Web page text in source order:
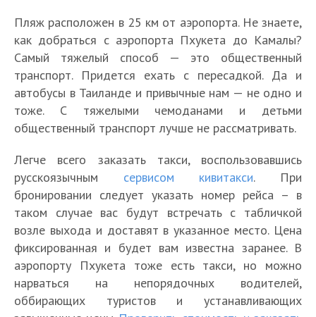
Пляж расположен в 25 км от аэропорта. Не знаете,
как добраться с аэропорта Пхукета до Камалы?
Самый тяжелый способ — это общественный
транспорт. Придется ехать с пересадкой. Да и
автобусы в Таиланде и привычные нам — не одно и
тоже. С тяжелыми чемоданами и детьми
общественный транспорт лучше не рассматривать.
Легче всего заказать такси, воспользовавшись
русскоязычным сервисом кивитакси. При
бронировании следует указать номер рейса – в
таком случае вас будут встречать с табличкой
возле выхода и доставят в указанное место. Цена
фиксированная и будет вам известна заранее. В
аэропорту Пхукета тоже есть такси, но можно
нарваться на непорядочных водителей,
оббирающих туристов и устанавливающих